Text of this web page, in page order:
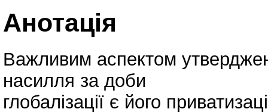
Анотація
Важливим аспектом
насилля за доби
глобалізації є його